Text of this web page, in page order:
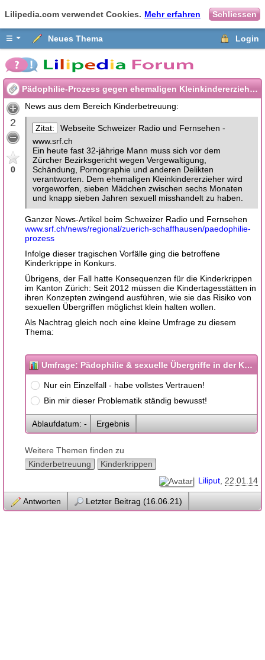
Lilipedia.com verwendet Cookies. Mehr erfahren Schliessen
≡ Neues Thema Login
Pädophilie-Prozess gegen ehemaligen Kleinkindererzieher im Kanton Zürich
2
0
News aus dem Bereich Kinderbetreuung:
Webseite Schweizer Radio und Fernsehen -
www.srf.ch
Ein heute fast 32-jährige Mann muss sich vor dem
Zürcher Bezirksgericht wegen Vergewaltigung,
Schändung, Pornographie und anderen Delikten
verantworten. Dem ehemaligen Kleinkindererzieher wird
vorgeworfen, sieben Mädchen zwischen sechs Monaten
und knapp sieben Jahren sexuell misshandelt zu haben.
Ganzer News-Artikel beim Schweizer Radio und Fernsehen
www.srf.ch/news/regional/zuerich-schaffhausen/paedophilie-
prozess
Infolge dieser tragischen Vorfälle ging die betroffene
Kinderkrippe in Konkurs.
Übrigens, der Fall hatte Konsequenzen für die Kinderkrippen
im Kanton Zürich: Seit 2012 müssen die Kindertagesstätten in
ihren Konzepten zwingend ausführen, wie sie das Risiko von
sexuellen Übergriffen möglichst klein halten wollen.
Als Nachtrag gleich noch eine kleine Umfrage zu diesem
Thema:
Umfrage: Pädophilie & sexuelle Übergriffe in der Kinderbetreuung
Nur ein Einzelfall - habe vollstes Vertrauen!
Bin mir dieser Problematik ständig bewusst!
Ablaufdatum: - Ergebnis
Weitere Themen finden zu
Kinderbetreuung
Kinderkrippen
Liliput 22.01.14
Antworten Letzter Beitrag (16.06.21)